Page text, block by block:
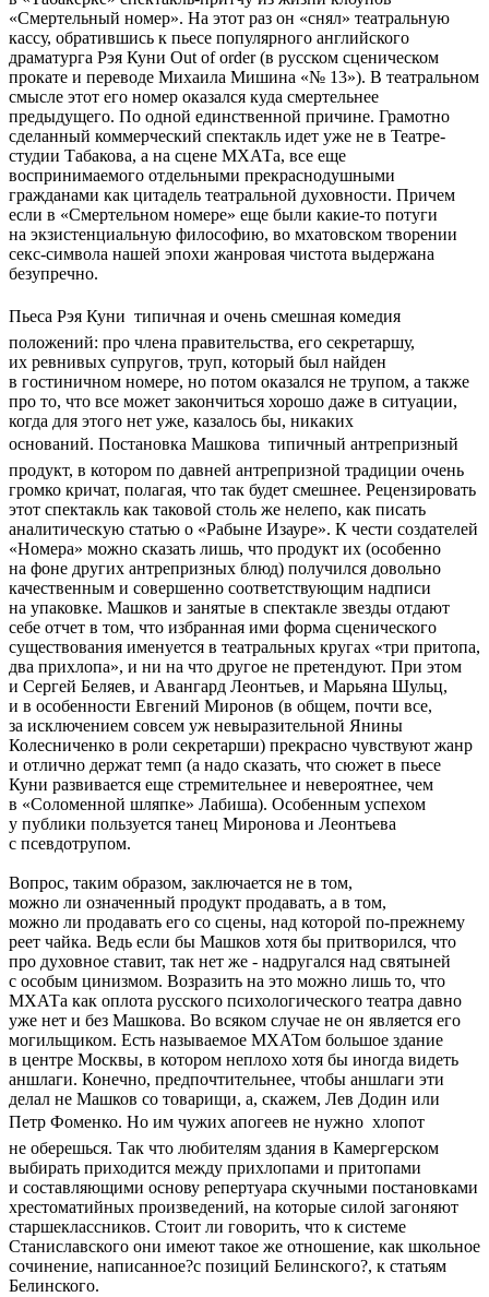
«Смертельный номер». На этот раз он «снял» театральную
кассу, обратившись к пьесе популярного английского
драматурга Рэя Куни Out of order (в русском сценическом
прокате и переводе Михаила Мишина «№ 13»). В театральном
смысле этот его номер оказался куда смертельнее
предыдущего. По одной единственной причине. Грамотно
сделанный коммерческий спектакль идет уже не в Театре-
студии Табакова, а на сцене МХАТа, все еще
воспринимаемого отдельными прекраснодушными
гражданами как цитадель театральной духовности. Причем
если в «Смертельном номере» еще были какие-то потуги
на экзистенциальную философию, во мхатовском творении
секс-символа нашей эпохи жанровая чистота выдержана
безупречно.
Пьеса Рэя Куни  типичная и очень смешная комедия
положений: про члена правительства, его секретаршу,
их ревнивых супругов, труп, который был найден
в гостиничном номере, но потом оказался не трупом, а также
про то, что все может закончиться хорошо даже в ситуации,
когда для этого нет уже, казалось бы, никаких
оснований. Постановка Машкова  типичный антрепризный
продукт, в котором по давней антрепризной традиции очень
громко кричат, полагая, что так будет смешнее. Рецензировать
этот спектакль как таковой столь же нелепо, как писать
аналитическую статью о «Рабыне Изауре». К чести создателей
«Номера» можно сказать лишь, что продукт их (особенно
на фоне других антрепризных блюд) получился довольно
качественным и совершенно соответствующим надписи
на упаковке. Машков и занятые в спектакле звезды отдают
себе отчет в том, что избранная ими форма сценического
существования именуется в театральных кругах «три притопа,
два прихлопа», и ни на что другое не претендуют. При этом
и Сергей Беляев, и Авангард Леонтьев, и Марьяна Шульц,
и в особенности Евгений Миронов (в общем, почти все,
за исключением совсем уж невыразительной Янины
Колесниченко в роли секретарши) прекрасно чувствуют жанр
и отлично держат темп (а надо сказать, что сюжет в пьесе
Куни развивается еще стремительнее и невероятнее, чем
в «Соломенной шляпке» Лабиша). Особенным успехом
у публики пользуется танец Миронова и Леонтьева
с псевдотрупом.
Вопрос, таким образом, заключается не в том,
можно ли означенный продукт продавать, а в том,
можно ли продавать его со сцены, над которой по-прежнему
реет чайка. Ведь если бы Машков хотя бы притворился, что
про духовное ставит, так нет же - надругался над святыней
с особым цинизмом. Возразить на это можно лишь то, что
МХАТа как оплота русского психологического театра давно
уже нет и без Машкова. Во всяком случае не он является его
могильщиком. Есть называемое МХАТом большое здание
в центре Москвы, в котором неплохо хотя бы иногда видеть
аншлаги. Конечно, предпочтительнее, чтобы аншлаги эти
делал не Машков со товарищи, а, скажем, Лев Додин или
Петр Фоменко. Но им чужих апогеев не нужно  хлопот
не оберешься. Так что любителям здания в Камергерском
выбирать приходится между прихлопами и притопами
и составляющими основу репертуара скучными постановками
хрестоматийных произведений, на которые силой загоняют
старшеклассников. Стоит ли говорить, что к системе
Станиславского они имеют такое же отношение, как школьное
сочинение, написанное?с позиций Белинского?, к статьям
Белинского.